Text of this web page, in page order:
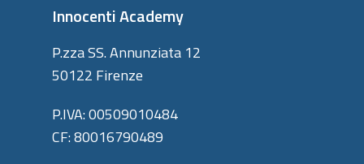
Innocenti Academy
P.zza SS. Annunziata 12
50122 Firenze
P.IVA: 00509010484
CF: 80016790489